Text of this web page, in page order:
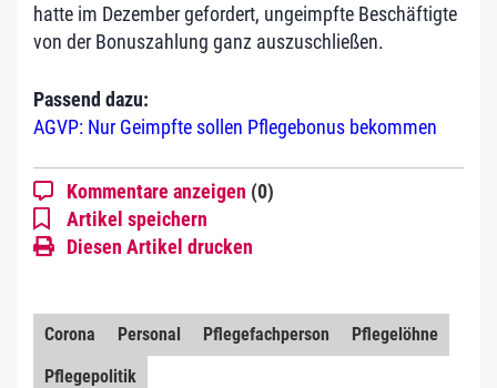
hatte im Dezember gefordert, ungeimpfte Beschäftigte
von der Bonuszahlung ganz auszuschließen.
Passend dazu:
AGVP: Nur Geimpfte sollen Pflegebonus bekommen
Kommentare anzeigen (0)
Artikel speichern
Diesen Artikel drucken
Corona Personal Pflegefachperson
Pflegelöhne
Pflegepolitik